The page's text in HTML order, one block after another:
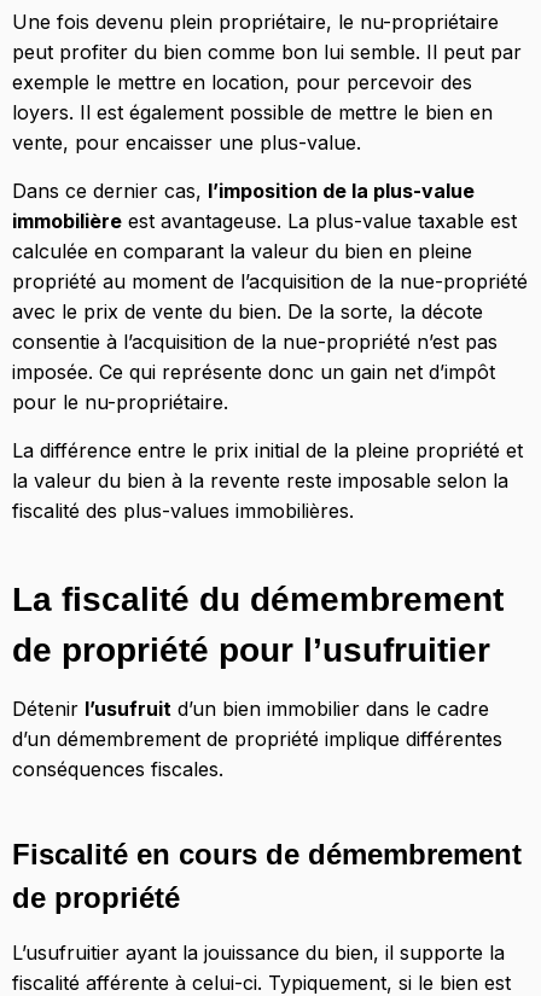
Une fois devenu plein propriétaire, le nu-propriétaire
peut profiter du bien comme bon lui semble. Il peut par
exemple le mettre en location, pour percevoir des
loyers. Il est également possible de mettre le bien en
vente, pour encaisser une plus-value.
Dans ce dernier cas, l’imposition de la plus-value
immobilière est avantageuse. La plus-value taxable est
calculée en comparant la valeur du bien en pleine
propriété au moment de l’acquisition de la nue-propriété
avec le prix de vente du bien. De la sorte, la décote
consentie à l’acquisition de la nue-propriété n’est pas
imposée. Ce qui représente donc un gain net d’impôt
pour le nu-propriétaire.
La différence entre le prix initial de la pleine propriété et
la valeur du bien à la revente reste imposable selon la
fiscalité des plus-values immobilières.
La fiscalité du démembrement
de propriété pour l’usufruitier
Détenir l’usufruit d’un bien immobilier dans le cadre
d’un démembrement de propriété implique différentes
conséquences fiscales.
Fiscalité en cours de démembrement
de propriété
L’usufruitier ayant la jouissance du bien, il supporte la
fiscalité afférente à celui-ci. Typiquement, si le bien est